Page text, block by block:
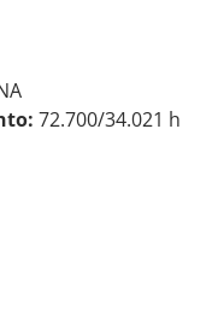
72.700/34.021 h